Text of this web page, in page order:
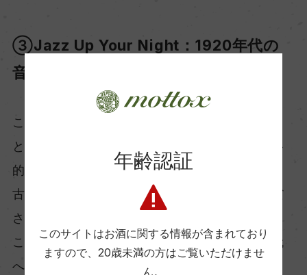
③Jazz Up Your Night：1920年代の
音楽
このイベントでは、20年代の音楽（Jazzライブ）
とワインを組み合わせ、この活気ある時代の本格
的な雰囲気を再現します。
古き良きアメリカの魅力を思う存分体験してくだ
さい。
このイベントはジャズとワインが誘う禁酒法時代
への時間旅行です。
年齢認証
このサイトはお酒に関する情報が含まれており
ますので、 20歳未満の方はご覧いただけませ
ん。